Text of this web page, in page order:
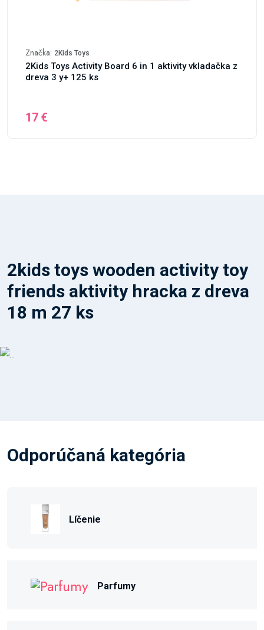
Značka: 2Kids Toys
2Kids Toys Activity Board 6 in 1 aktivity vkladačka z
dreva 3 y+ 125 ks
17 €
2kids toys wooden activity toy
friends aktivity hracka z dreva
18 m 27 ks
Odporúčaná kategória
Líčenie
Parfumy